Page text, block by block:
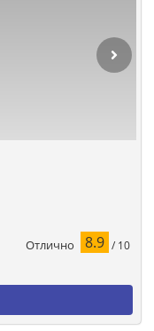
Отлично 8.9 / 10